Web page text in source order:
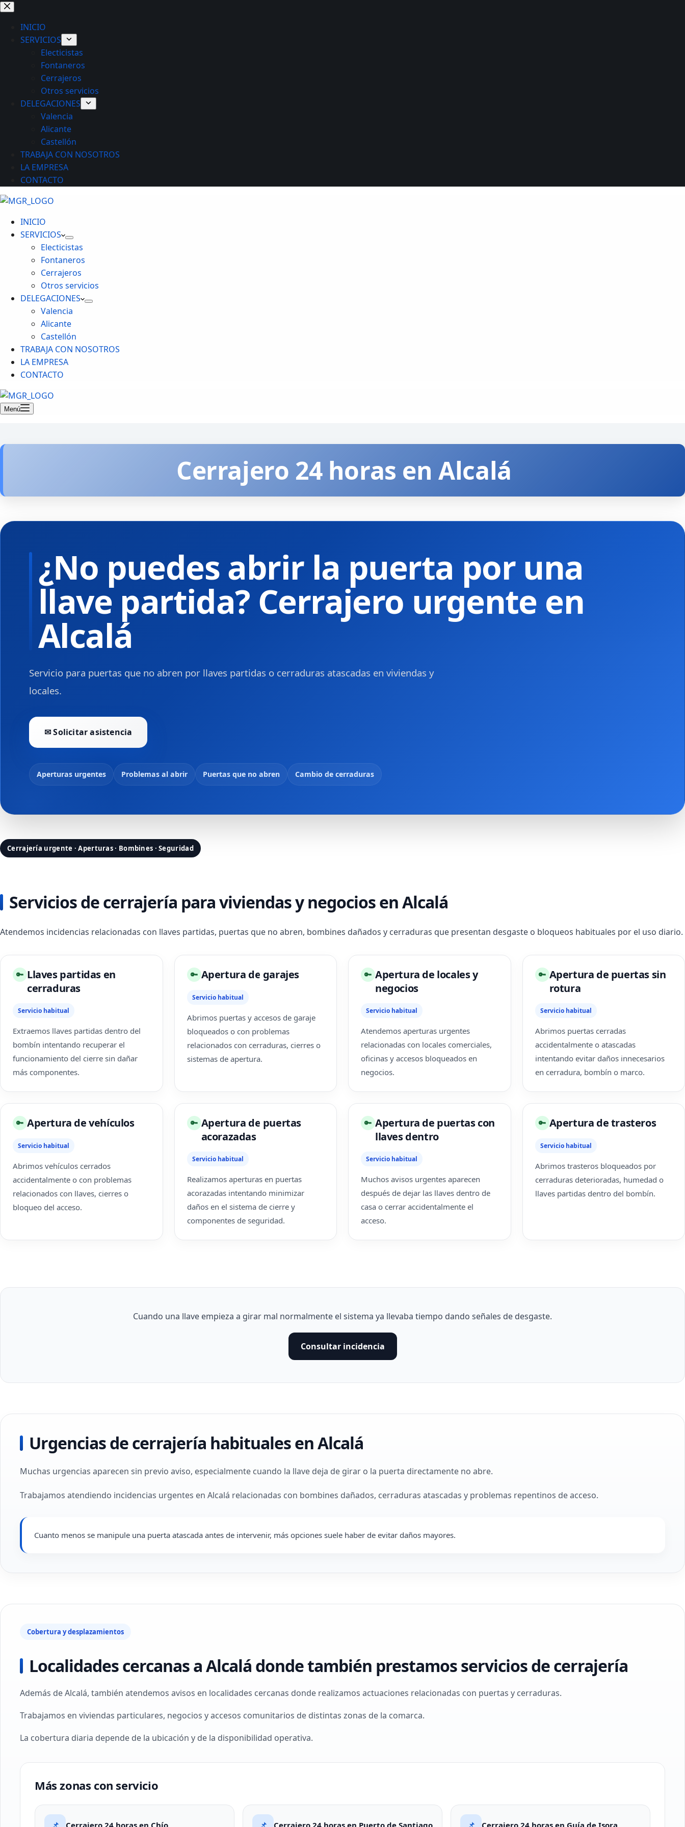
Saltar
contenido
INICIO
SERVICIOS
Electicistas
Fontaneros
Cerrajeros
Otros servicios
DELEGACIONES
Valencia
Alicante
Castellón
TRABAJA CON NOSOTROS
LA EMPRESA
CONTACTO
INICIO
SERVICIOS
Electicistas
Fontaneros
Cerrajeros
Otros servicios
DELEGACIONES
Valencia
Alicante
Castellón
TRABAJA CON NOSOTROS
LA EMPRESA
CONTACTO
Menú
Cerrajero 24 horas en Alcalá
¿No puedes abrir la puerta por una
llave partida? Cerrajero urgente en
Alcalá
Servicio para puertas que no abren por llaves partidas o cerraduras atascadas en viviendas y
locales.
✉ Solicitar asistencia
Aperturas urgentes Problemas al abrir Puertas que no abren Cambio de cerraduras
Cerrajería urgente · Aperturas · Bombines · Seguridad
Servicios de cerrajería para viviendas y negocios en Alcalá
Atendemos incidencias relacionadas con llaves partidas, puertas que no abren, bombines dañados y cerraduras que presentan desgaste o bloqueos habituales por el uso diario.
🔑 Llaves partidas en
cerraduras
Servicio habitual
Extraemos llaves partidas dentro del
bombín intentando recuperar el
funcionamiento del cierre sin dañar
más componentes.
🔑 Apertura de garajes
Servicio habitual
Abrimos puertas y accesos de garaje
bloqueados o con problemas
relacionados con cerraduras, cierres o
sistemas de apertura.
🔑 Apertura de locales y
negocios
Servicio habitual
Atendemos aperturas urgentes
relacionadas con locales comerciales,
oficinas y accesos bloqueados en
negocios.
🔑 Apertura de puertas sin
rotura
Servicio habitual
Abrimos puertas cerradas
accidentalmente o atascadas
intentando evitar daños innecesarios
en cerradura, bombín o marco.
🔑 Apertura de vehículos
Servicio habitual
Abrimos vehículos cerrados
accidentalmente o con problemas
relacionados con llaves, cierres o
bloqueo del acceso.
🔑 Apertura de puertas
acorazadas
Servicio habitual
Realizamos aperturas en puertas
acorazadas intentando minimizar
daños en el sistema de cierre y
componentes de seguridad.
🔑 Apertura de puertas con
llaves dentro
Servicio habitual
Muchos avisos urgentes aparecen
después de dejar las llaves dentro de
casa o cerrar accidentalmente el
acceso.
🔑 Apertura de trasteros
Servicio habitual
Abrimos trasteros bloqueados por
cerraduras deterioradas, humedad o
llaves partidas dentro del bombín.
Cuando una llave empieza a girar mal normalmente el sistema ya llevaba tiempo dando señales de desgaste.
Consultar incidencia
Urgencias de cerrajería habituales en Alcalá
Muchas urgencias aparecen sin previo aviso, especialmente cuando la llave deja de girar o la puerta directamente no abre.
Trabajamos atendiendo incidencias urgentes en Alcalá relacionadas con bombines dañados, cerraduras atascadas y problemas repentinos de acceso.
Cuanto menos se manipule una puerta atascada antes de intervenir, más opciones suele haber de evitar daños mayores.
Cobertura y desplazamientos
Localidades cercanas a Alcalá donde también prestamos servicios de cerrajería
Además de Alcalá, también atendemos avisos en localidades cercanas donde realizamos actuaciones relacionadas con puertas y cerraduras.
Trabajamos en viviendas particulares, negocios y accesos comunitarios de distintas zonas de la comarca.
La cobertura diaria depende de la ubicación y de la disponibilidad operativa.
Más zonas con servicio
Cerrajero 24 horas en Chío Cerrajero 24 horas en Puerto de Santiago Cerrajero 24 horas en Guía de Isora